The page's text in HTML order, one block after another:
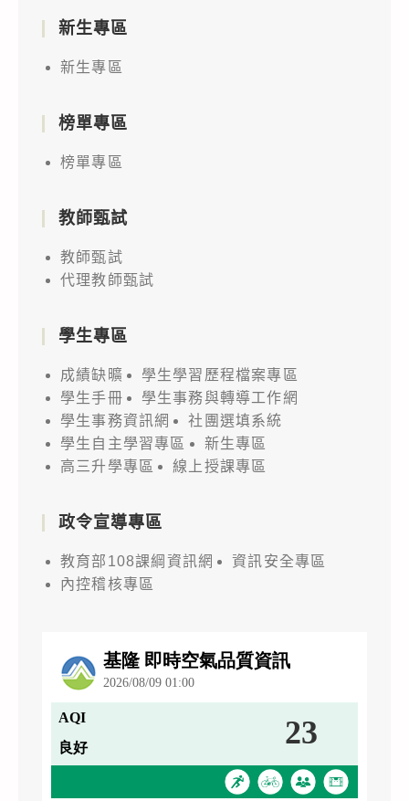
新生專區
新生專區
榜單專區
榜單專區
教師甄試
教師甄試
代理教師甄試
學生專區
成績缺曠
學生學習歷程檔案專區
學生手冊
學生事務與轉導工作網
學生事務資訊網
社團選填系統
學生自主學習專區
新生專區
高三升學專區
線上授課專區
政令宣導專區
教育部108課綱資訊網
資訊安全專區
內控稽核專區